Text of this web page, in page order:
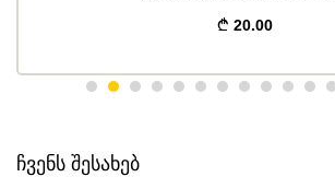
20.00
ᲩᲕᲔᲜᲡ ᲨᲔᲡᲐᲮᲔᲑ